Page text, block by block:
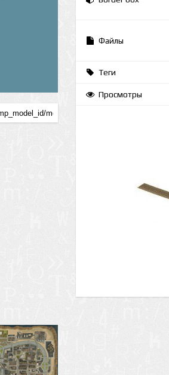
Файлы
Теги
Просмотры